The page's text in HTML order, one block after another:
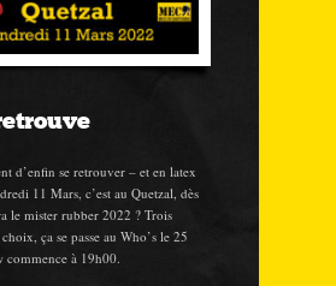
d’enfin se retrouver – et en latex
11 Mars, c’est au Quetzal, dès
le mister rubber 2022 ? Trois
ça se passe au Who’s le 25
commence à 19h00.